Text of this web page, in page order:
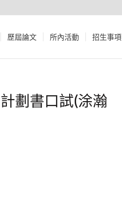
歷屆論文 所內活動 招生事項
劃書口試(涂瀚